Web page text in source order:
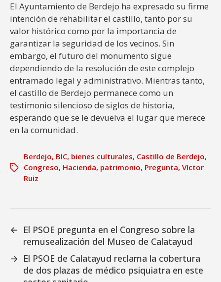
El Ayuntamiento de Berdejo ha expresado su firme
intención de rehabilitar el castillo, tanto por su
valor histórico como por la importancia de
garantizar la seguridad de los vecinos. Sin
embargo, el futuro del monumento sigue
dependiendo de la resolución de este complejo
entramado legal y administrativo. Mientras tanto,
el castillo de Berdejo permanece como un
testimonio silencioso de siglos de historia,
esperando que se le devuelva el lugar que merece
en la comunidad.
Berdejo, BIC, bienes culturales, Castillo de Berdejo,
Congreso, Hacienda, patrimonio, Pregunta, Víctor
Ruiz
← El PSOE pregunta en el Congreso sobre la
remusealización del Museo de Calatayud
→ El PSOE de Calatayud reclama la cobertura
de dos plazas de médico psiquiatra en este